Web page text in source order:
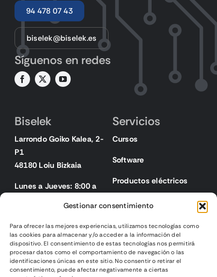
Gestionar consentimiento
Para ofrecer las mejores experiencias, utilizamos tecnologías como
las cookies para almacenar y/o acceder a la información del
dispositivo. El consentimiento de estas tecnologías nos permitirá
procesar datos como el comportamiento de navegación o las
identificaciones únicas en este sitio. No consentir o retirar el
consentimiento, puede afectar negativamente a ciertas
94 478 07 43
biselek@biselek.es
Síguenos en redes
Biselek
Larrondo Goiko Kalea, 2-
P1
48180 Loiu Bizkaia
Lunes a Jueves: 8:00 a
Servicios
Cursos
Software
Productos eléctricos
Legal
Aviso legal